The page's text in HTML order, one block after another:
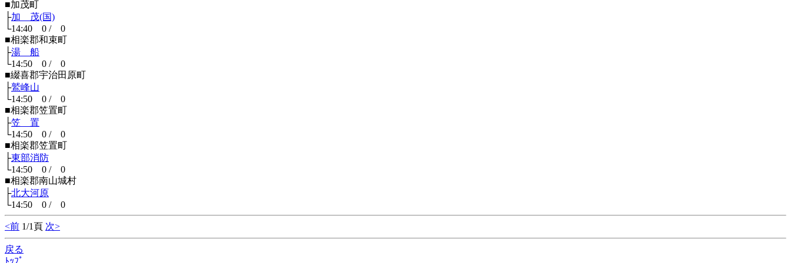
■加茂町
├加 茂(国)
└14:40 0 / 0
■相楽郡和束町
├湯 船
└14:50 0 / 0
■綴喜郡宇治田原町
├鷲峰山
└14:50 0 / 0
■相楽郡笠置町
├笠 置
└14:50 0 / 0
■相楽郡笠置町
├東部消防
└14:50 0 / 0
■相楽郡南山城村
├北大河原
└14:50 0 / 0
<前 1/1頁 次>
戻る
ﾄｯﾌﾟ